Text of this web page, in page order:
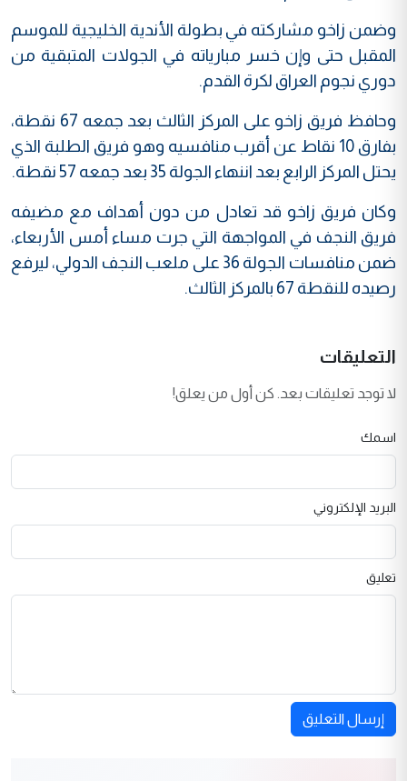
وضمن زاخو مشاركته في بطولة الأندية الخليجية للموسم
المقبل حتى وإن خسر مبارياته في الجولات المتبقية من
دوري نجوم العراق لكرة القدم.
وحافظ فريق زاخو على المركز الثالث بعد جمعه 67 نقطة،
بفارق 10 نقاط عن أقرب منافسيه وهو فريق الطلبة الذي
يحتل المركز الرابع بعد اننهاء الجولة 35 بعد جمعه 57 نقطة.
وكان فريق زاخو قد تعادل من دون أهداف مع مضيفه
فريق النجف في المواجهة التي جرت مساء أمس الأربعاء،
ضمن منافسات الجولة 36 على ملعب النجف الدولي، ليرفع
رصيده للنقطة 67 بالمركز الثالث.
التعليقات
لا توجد تعليقات بعد. كن أول من يعلق!
اسمك
البريد الإلكتروني
تعليق
إرسال التعليق